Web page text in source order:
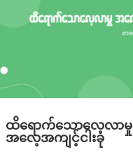
ထိရောက်သောလေ့လာမှု
အလေ့အကျင့်ငါးခု